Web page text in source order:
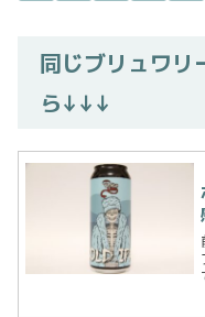
同じブリュワリ
ら↓↓↓